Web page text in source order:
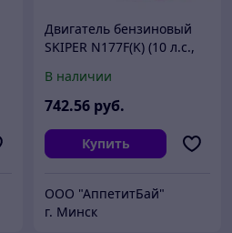
Двигатель бензиновый
SKIPER N177F(K) (10 л.с.,
х60мм, шпонка 7мм)
В наличии
742.56 руб.
Купить
ООО "АппетитБай"
г. Минск